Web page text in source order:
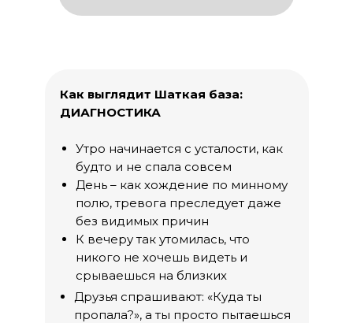
Друзья спрашивают: «Куда ты
пропала?», а ты просто пытаешься
Как выглядит Шаткая база:
ДИАГНОСТИКА
Утро начинается с усталости, как
будто и не спала совсем
День – как хождение по минному
полю, тревога преследует даже
без видимых причин
К вечеру так утомилась, что
никого не хочешь видеть и
срываешься на близких